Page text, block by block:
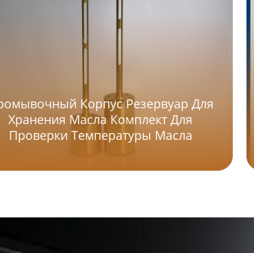
Корпус Резервуар Для
Хранения Масла Комплект Для
Проверки Температуры Масла